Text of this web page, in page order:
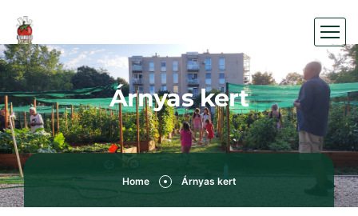
Árnyas kert
Home Árnyas kert